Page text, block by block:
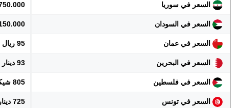
السعر في سوريا 2.750.000
السعر في السودان 150.000
السعر في عمان 95 ريال
السعر في البحرين 93 دينار
السعر في فلسطين 805 شيكل
السعر في تونس 725 دينار